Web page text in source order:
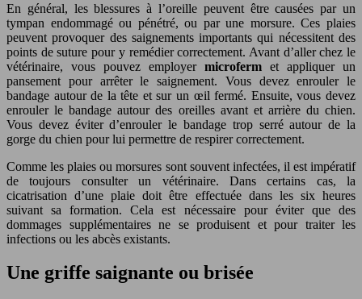
En général, les blessures à l’oreille peuvent être causées par un
tympan endommagé ou pénétré, ou par une morsure. Ces plaies
peuvent provoquer des saignements importants qui nécessitent des
points de suture pour y remédier correctement. Avant d’aller chez le
vétérinaire, vous pouvez employer microferm et appliquer un
pansement pour arrêter le saignement. Vous devez enrouler le
bandage autour de la tête et sur un œil fermé. Ensuite, vous devez
enrouler le bandage autour des oreilles avant et arrière du chien.
Vous devez éviter d’enrouler le bandage trop serré autour de la
gorge du chien pour lui permettre de respirer correctement.
Comme les plaies ou morsures sont souvent infectées, il est impératif
de toujours consulter un vétérinaire. Dans certains cas, la
cicatrisation d’une plaie doit être effectuée dans les six heures
suivant sa formation. Cela est nécessaire pour éviter que des
dommages supplémentaires ne se produisent et pour traiter les
infections ou les abcès existants.
Une griffe saignante ou brisée